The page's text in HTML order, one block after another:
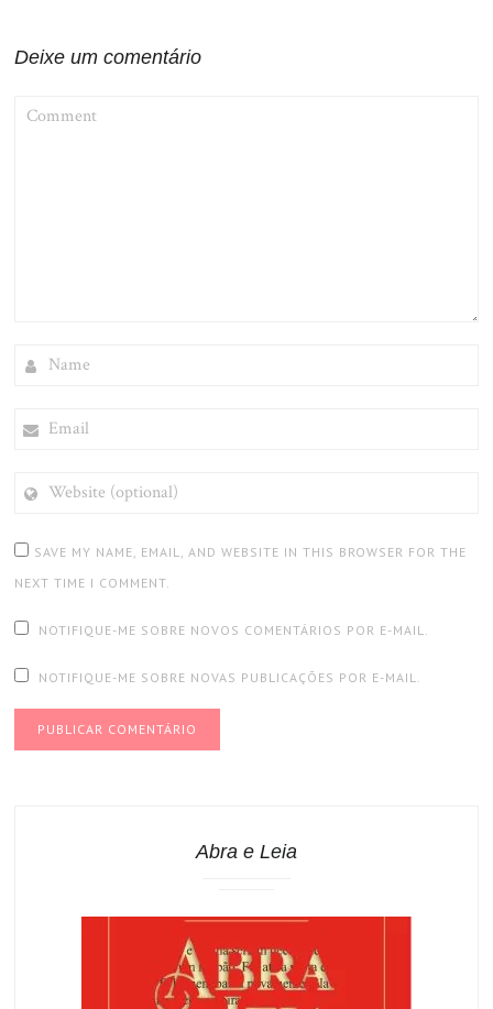
Deixe um comentário
(OPTIONAL)
SAVE MY NAME, EMAIL, AND WEBSITE IN THIS BROWSER FOR THE
NEXT TIME I COMMENT.
NOTIFIQUE-ME SOBRE NOVOS COMENTÁRIOS POR E-MAIL.
NOTIFIQUE-ME SOBRE NOVAS PUBLICAÇÕES POR E-MAIL.
Abra e Leia